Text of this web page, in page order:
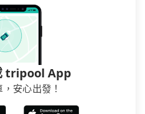
遲尚未歸還，又或者要還車
於急著用車或者要載其他乘
。最後，雖然路邊隨租隨還
是有其區域的限制，實際可
點仍有段距離，在遇到下雨
常不便。
tripool App
安心出發！